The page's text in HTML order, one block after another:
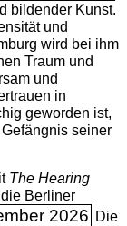
bildender Kunst.
und
wird bei ihm
Traum und
und
in
geworden ist,
seiner
The ­Hearing
Berliner
2026 Die